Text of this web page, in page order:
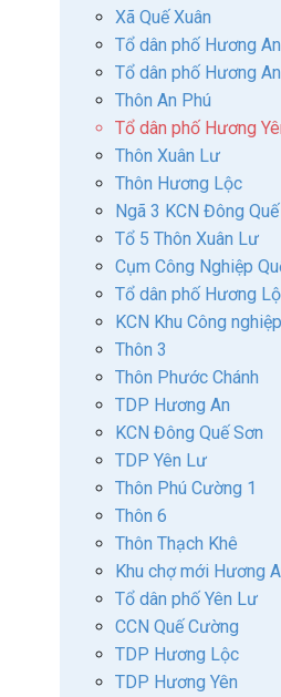
Xã Quế Xuân
Tổ dân phố Hương
Tổ dân phố Hương An
Thôn An Phú
Tổ dân phố Hương
Thôn Xuân Lư
Thôn Hương Lộc
Ngã 3 KCN Đông
Tổ 5 Thôn Xuân Lư
Cụm Công Nghiệp
Tổ dân phố Hương
KCN Khu Công
Thôn 3
Thôn Phước Chánh
TDP Hương An
KCN Đông Quế Sơn
TDP Yên Lư
Thôn Phú Cường 1
Thôn 6
Thôn Thạch Khê
Khu chợ mới Hương
Tổ dân phố Yên Lư
CCN Quế Cường
TDP Hương Lộc
TDP Hương Yên